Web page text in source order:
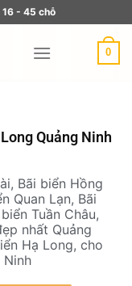
16 - 45 chỗ
0
Quảng Ninh
, Bãi biển Hồng
Quan Lạn, Bãi
Tuần Châu,
nhất Quảng
Hạ Long, cho